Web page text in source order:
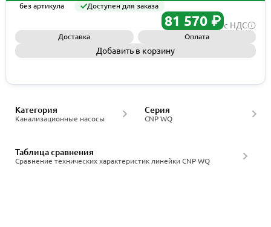
без артикула
Доступен для заказа
81 570 ₽ с НДС
Доставка Оплата
Добавить в корзину
Канализационные насосы
Категория
CNP WQ
Серия
Сравнение технических характеристик линейки CNP WQ
Таблица сравнения